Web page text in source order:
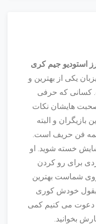
استودیو جیم کری
یکی از بهترین و
کسانی که حرفی
هایشان نکات
بازیگران و البته
فن حریف است.
خسته شوید. او
برای رو کردن
شماست بهترین
بقول خودش کوری
دعوت می کنیم کمی
بخوانید.